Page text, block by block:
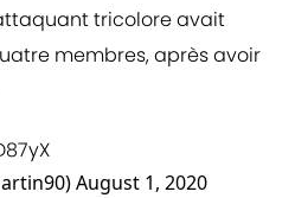
tricolore avait
membres, après avoir
August 1, 2020